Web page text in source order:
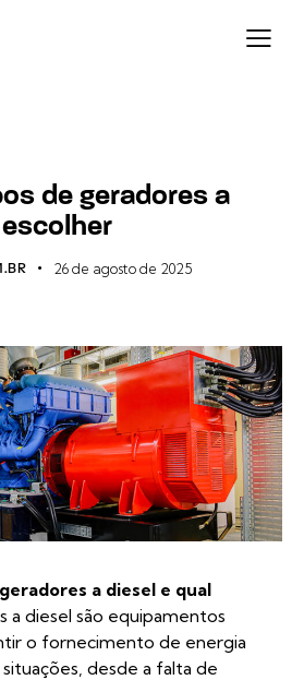
de geradores a
26 de agosto de 2025
a diesel e qual
a diesel são equipamentos
o fornecimento de energia
desde a falta de